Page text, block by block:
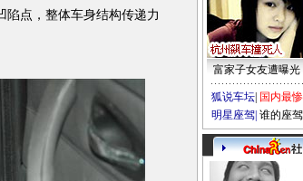
陷点，整体车身结构传递力
富家子女友遭曝光
狐说车坛 国内最
明星座驾 谁的座